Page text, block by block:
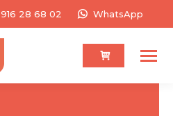
916 28 68 02 WhatsApp